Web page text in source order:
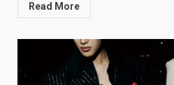
Read More